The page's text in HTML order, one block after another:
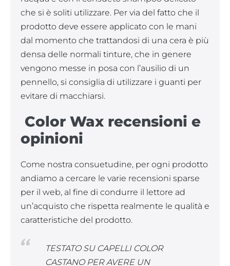
che si è soliti utilizzare. Per via del fatto che il
prodotto deve essere applicato con le mani
dal momento che trattandosi di una cera è più
densa delle normali tinture, che in genere
vengono messe in posa con l’ausilio di un
pennello, si consiglia di utilizzare i guanti per
evitare di macchiarsi.
Color Wax recensioni e
opinioni
Come nostra consuetudine, per ogni prodotto
andiamo a cercare le varie recensioni sparse
per il web, al fine di condurre il lettore ad
un’acquisto che rispetta realmente le qualità e
caratteristiche del prodotto.
TESTATO SU CAPELLI COLOR
CASTANO PER AVERE UN